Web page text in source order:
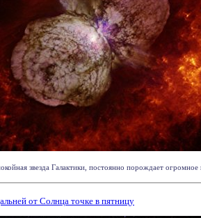
звезда Галактики, постоянно порождает
от Солнца точке в пятницу